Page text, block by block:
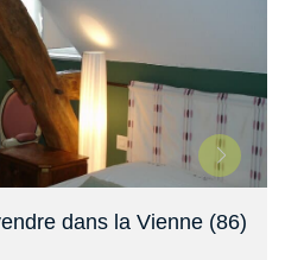
dans la Vienne (86)